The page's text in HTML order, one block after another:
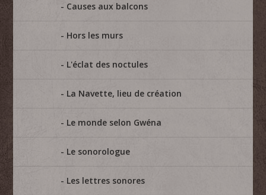
Causes aux balcons
Hors les murs
L'éclat des noctules
La Navette, lieu de création
Le monde selon Gwéna
Le sonorologue
Les lettres sonores